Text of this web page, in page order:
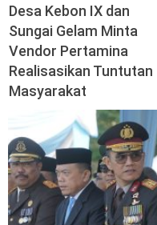
Desa Kebon IX dan
Sungai Gelam Minta
Vendor Pertamina
Realisasikan Tuntutan
Masyarakat